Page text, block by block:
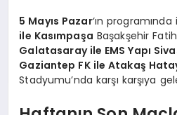
5 Mayıs Pazar‘ın programında
ile Kasımpaşa Başakşehir
Galatasaray ile EMS Yapı
Gaziantep FK ile Atakaş
Stadyumu’nda karşı karşıya